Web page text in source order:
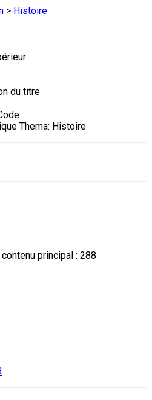
> Histoire
du titre
Thema: Histoire
principal : 288